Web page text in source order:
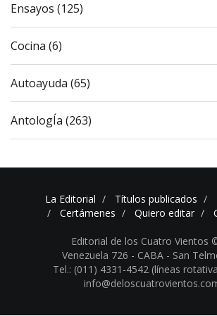
Ensayos (125)
Cocina (6)
Autoayuda (65)
AntologÍa (263)
La Editorial Títulos publicados
Certámenes
Quiero editar
Editorial de los Cuatro Vientos
Venezuela 726 - CABA - San
Tel.: (011) 4331-4542 (líneas